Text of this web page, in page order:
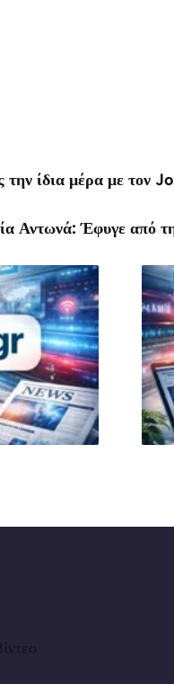
την ίδια μέρα με τον
Αντωνά: Έφυγε από